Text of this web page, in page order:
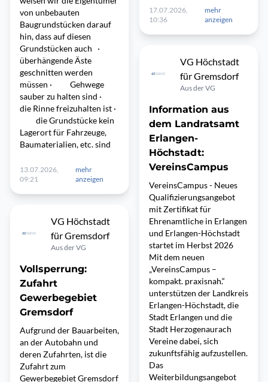
von unbebauten
Baugrundstücken darauf
hin, dass auf diesen
Grundstücken auch ·
überhängende Äste
geschnitten werden
müssen · Gehwege
sauber zu halten sind ·
die Rinne freizuhalten ist ·
die Grundstücke kein
Lagerort für Fahrzeuge,
Baumaterialien, etc. sind
13.07.2026,
09:21
mehr
anzeigen
VG Höchstadt
für Gremsdorf
Aus der VG
Vollsperrung:
Zufahrt
Gewerbegebiet
Gremsdorf
Aufgrund der Bauarbeiten,
an der Autobahn und
deren Zufahrten, ist die
Zufahrt zum
Gewerbegebiet Gremsdorf
17.07.2026,
10:36
mehr
anzeigen
VG Höchstadt
für Gremsdorf
Aus der VG
Information aus
dem Landratsamt
Erlangen-
Höchstadt:
VereinsCampus
VereinsCampus - Neues
Qualifizierungsangebot
mit Zertifikat für
Ehrenamtliche in Erlangen
und Erlangen-Höchstadt
startet im Herbst 2026
Mit dem neuen
„VereinsCampus –
kompakt. praxisnah.“
unterstützen der Landkreis
Erlangen-Höchstadt, die
Stadt Erlangen und die
Stadt Herzogenaurach
Vereine dabei, sich
zukunftsfähig aufzustellen.
Das
Weiterbildungsangebot